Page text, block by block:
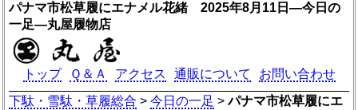
パナマ市松草履にエナメル花緒 2025年8月11日―今日の
一足―丸屋履物店
トップ Ｑ＆Ａ アクセス 通販について
お問い合わせ
下駄・雪駄・草履総合 >今日の一足 >パナマ市松草履にエ